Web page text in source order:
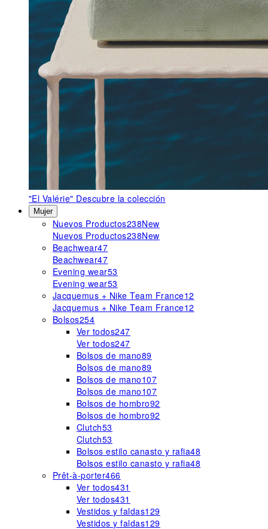
"El Valérie" Descubre la colección
Mujer
Nuevos Productos238New
Nuevos Productos238New
Beachwear47
Beachwear47
Evening wear53
Evening wear53
Jacquemus + Nike Team France12
Jacquemus + Nike Team France12
Bolsos254
Ver todos247
Ver todos247
Bolsos de mano89
Bolsos de mano89
Bolsos de mano107
Bolsos de mano107
Bolsos de hombro92
Bolsos de hombro92
Clutch53
Clutch53
Bolsos estilo canasto y rafia48
Bolsos estilo canasto y rafia48
Prêt-à-porter466
Ver todos431
Ver todos431
Vestidos y faldas129
Vestidos y faldas129